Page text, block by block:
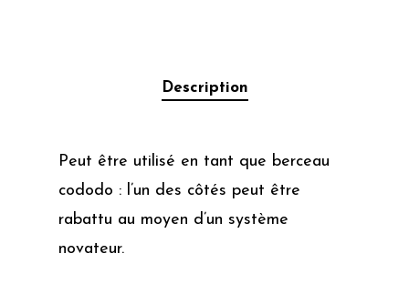
Description
Peut être utilisé en tant que berceau
cododo : l’un des côtés peut être
rabattu au moyen d’un système
novateur.